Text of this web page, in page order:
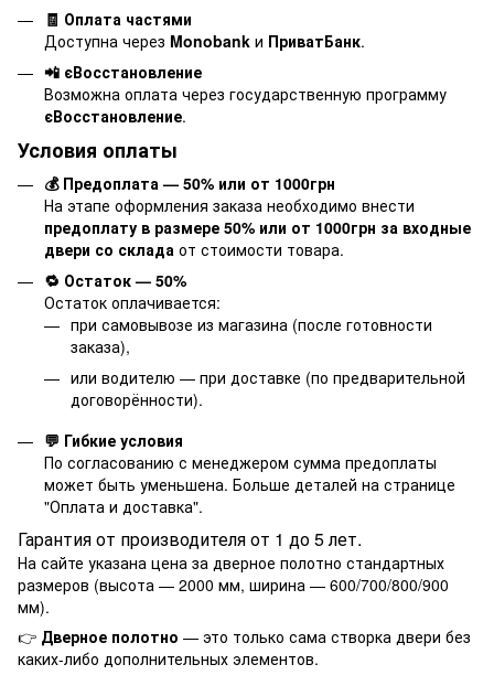
🧾 Оплата частями
Доступна через Monobank и ПриватБанк.
📲 єВосстановление
Возможна оплата через государственную программу
єВосстановление.
Условия оплаты
💰 Предоплата — 50% или от 1000грн
На этапе оформления заказа необходимо внести
предоплату в размере 50% или от 1000грн за входные
двери со склада от стоимости товара.
🔁 Остаток — 50%
Остаток оплачивается:
при самовывозе из магазина (после готовности
заказа),
или водителю — при доставке (по предварительной
договорённости).
💬 Гибкие условия
По согласованию с менеджером сумма предоплаты
может быть уменьшена. Больше деталей на странице
"Оплата и доставка".
Гарантия от производителя от 1 до 5 лет.
На сайте указана цена за дверное полотно стандартных
размеров (высота — 2000 мм, ширина — 600/700/800/900
мм).
👉 Дверное полотно — это только сама створка двери без
каких-либо дополнительных элементов.